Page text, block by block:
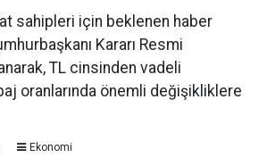
sahipleri için beklenen haber
Kararı Resmi
TL cinsinden vadeli
oranlarında önemli değişikliklere
Ekonomi